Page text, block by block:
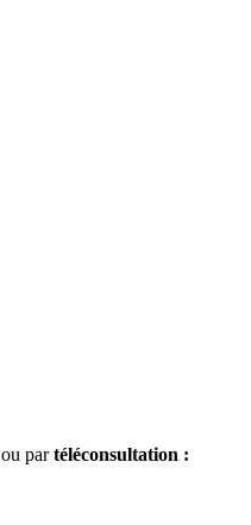
ou partéléconsultation :